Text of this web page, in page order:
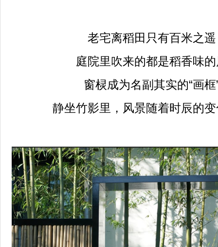
老宅离稻田只有百米之
庭院里吹来的都是稻香味
窗棂成为名副其实的“画框
静坐竹影里，风景随着时辰的